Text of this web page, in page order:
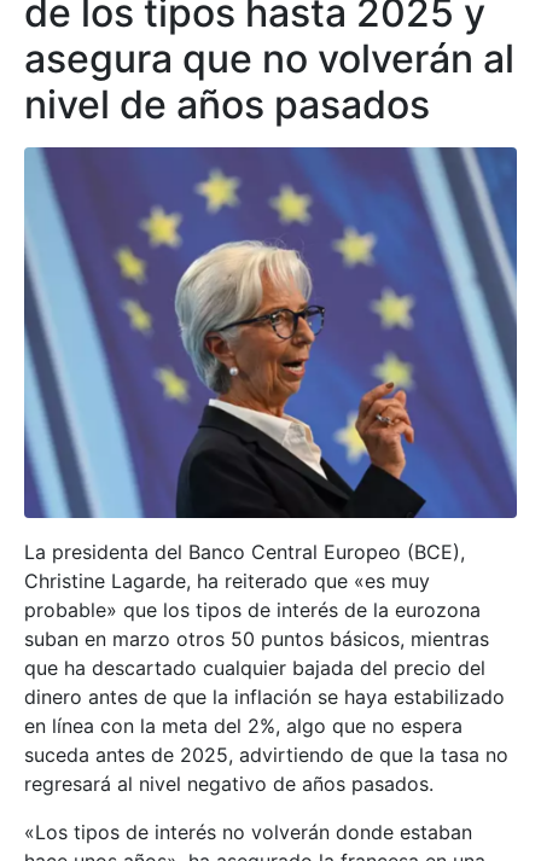
de los tipos hasta 2025 y
asegura que no volverán al
nivel de años pasados
La presidenta del Banco Central Europeo (BCE),
Christine Lagarde, ha reiterado que «es muy
probable» que los tipos de interés de la eurozona
suban en marzo otros 50 puntos básicos, mientras
que ha descartado cualquier bajada del precio del
dinero antes de que la inflación se haya estabilizado
en línea con la meta del 2%, algo que no espera
suceda antes de 2025, advirtiendo de que la tasa no
regresará al nivel negativo de años pasados.
«Los tipos de interés no volverán donde estaban